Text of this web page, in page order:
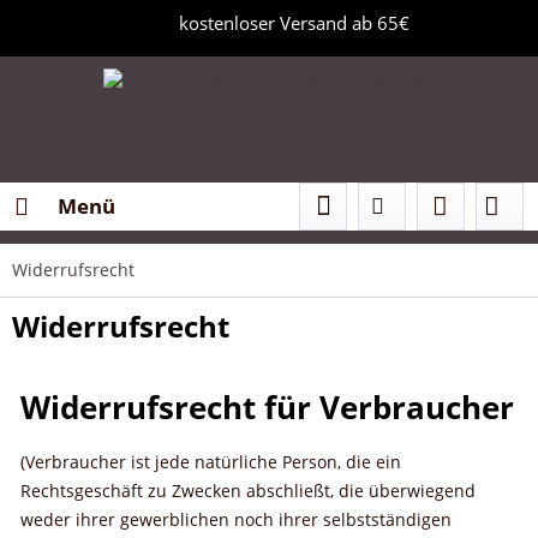
kostenloser Versand ab 65€
Menü
Widerrufsrecht
Widerrufsrecht
Widerrufsrecht für Verbraucher
(Verbraucher ist jede natürliche Person, die ein
Rechtsgeschäft zu Zwecken abschließt, die überwiegend
weder ihrer gewerblichen noch ihrer selbstständigen